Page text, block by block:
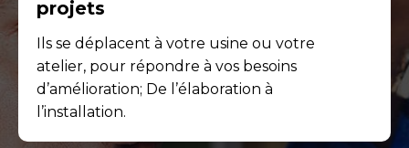
projets
Ils se déplacent à votre usine ou votre
atelier, pour répondre à vos besoins
d’amélioration; De l’élaboration à
l’installation.